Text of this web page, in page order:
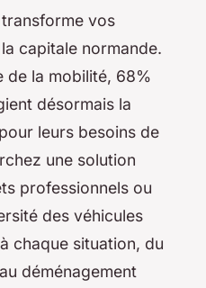
transforme vos
capitale normande.
de la mobilité, 68%
désormais la
leurs besoins de
une solution
professionnels ou
des véhicules
chaque situation, du
déménagement